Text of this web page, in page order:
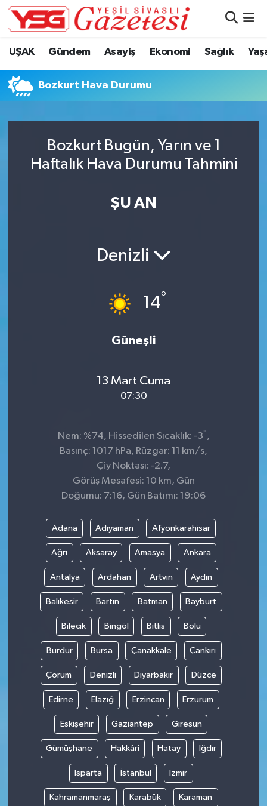
UŞAK Gündem Asayiş Ekonomi Sağlık
Bozkurt Hava Durumu
Bozkurt Bugün, Yarın ve 1
Haftalık Hava Durumu Tahmini
ŞU AN
Denizli
14°
Güneşli
13 Mart Cuma
07:30
Nem: %74, Hissedilen Sıcaklık: -3° ,
Basınç: 1017 hPa, Rüzgar: 11 km/s,
Çiy Noktası: -2.7,
Görüş Mesafesi: 10 km, Gün
Doğumu: 7:16, Gün Batımı: 19:06
Adana Adıyaman Afyonkarahisar
Ağrı Aksaray Amasya Ankara
Antalya Ardahan Artvin Aydın
Balıkesir Bartın Batman Bayburt
Bilecik Bingöl Bitlis Bolu
Burdur Bursa Çanakkale Çankırı
Çorum Denizli Diyarbakır Düzce
Edirne Elazığ Erzincan Erzurum
Eskişehir Gaziantep Giresun
Gümüşhane Hakkâri Hatay Iğdır
Isparta İstanbul İzmir
Kahramanmaraş Karabük Karaman
Süper Lig Puan Durumu ve Fikstür